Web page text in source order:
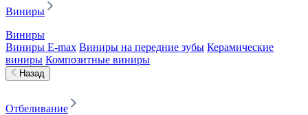
Виниры
Виниры
Виниры E-max Виниры на передние зубы Керамические
виниры Композитные виниры
Назад
Отбеливание